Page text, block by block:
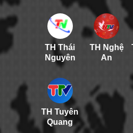
TH Thái
Nguyên
TH Nghệ
An
TH Tuyên
Quang